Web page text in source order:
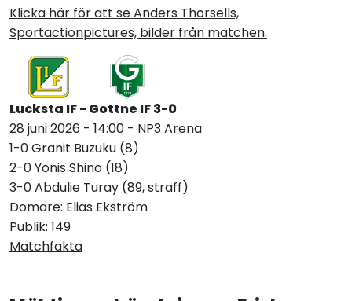
Klicka här för att se Anders Thorsells,
Sportactionpictures, bilder från matchen.
Lucksta IF - Gottne IF 3-0
28 juni 2026 - 14:00 - NP3 Arena
1-0 Granit Buzuku (8)
2-0 Yonis Shino (18)
3-0 Abdulie Turay (89, straff)
Domare: Elias Ekström
Publik: 149
Matchfakta